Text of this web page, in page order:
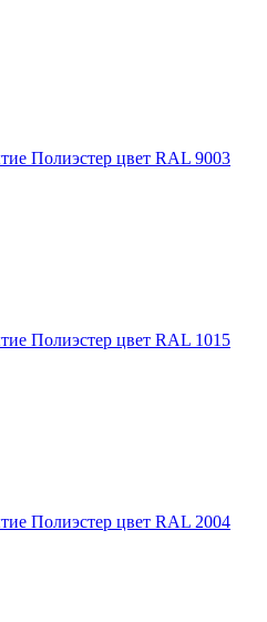
Полиэстер цвет RAL 9003
Полиэстер цвет RAL 1015
Полиэстер цвет RAL 2004